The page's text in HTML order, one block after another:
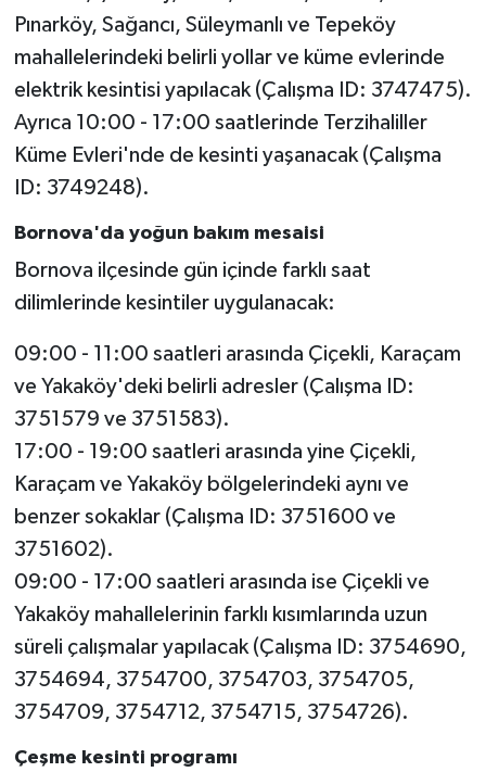
Pınarköy, Sağancı, Süleymanlı ve Tepeköy
mahallelerindeki belirli yollar ve küme evlerinde
elektrik kesintisi yapılacak (Çalışma ID: 3747475).
Ayrıca 10:00 - 17:00 saatlerinde Terzihaliller
Küme Evleri'nde de kesinti yaşanacak (Çalışma
ID: 3749248).
Bornova'da yoğun bakım mesaisi
Bornova ilçesinde gün içinde farklı saat
dilimlerinde kesintiler uygulanacak:
09:00 - 11:00 saatleri arasında Çiçekli, Karaçam
ve Yakaköy'deki belirli adresler (Çalışma ID:
3751579 ve 3751583).
17:00 - 19:00 saatleri arasında yine Çiçekli,
Karaçam ve Yakaköy bölgelerindeki aynı ve
benzer sokaklar (Çalışma ID: 3751600 ve
3751602).
09:00 - 17:00 saatleri arasında ise Çiçekli ve
Yakaköy mahallelerinin farklı kısımlarında uzun
süreli çalışmalar yapılacak (Çalışma ID: 3754690,
3754694, 3754700, 3754703, 3754705,
3754709, 3754712, 3754715, 3754726).
Çeşme kesinti programı